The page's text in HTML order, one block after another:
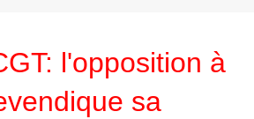
l'opposition à
sa